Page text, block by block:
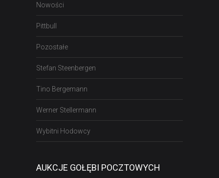
Nowości
Pittbull
Pozostałe
Stefan Steenbergen
Tino Bergemann
Werner Stellermann
Wybitni Hodowcy
AUKCJE GOŁĘBI POCZTOWYCH